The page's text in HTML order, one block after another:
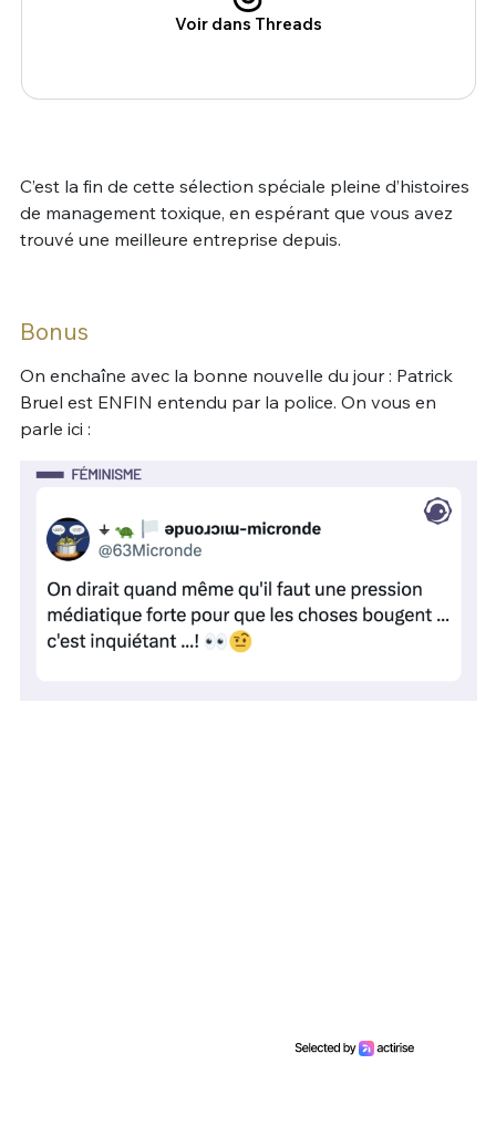
Voir dans Threads
C’est la fin de cette sélection spéciale pleine d’histoires
de management toxique, en espérant que vous avez
trouvé une meilleure entreprise depuis.
Bonus
On enchaîne avec la bonne nouvelle du jour : Patrick
Bruel est ENFIN entendu par la police. On vous en
parle ici :